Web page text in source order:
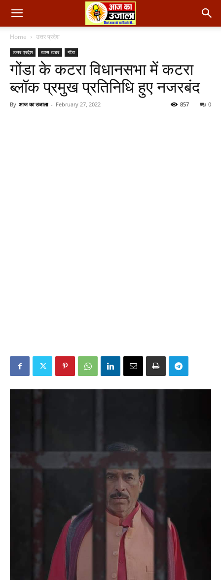
Home उत्तर प्रदेश
उत्तर प्रदेश खास खबर गोंडा
गोंडा के कटरा विधानसभा में कटरा
ब्लॉक प्रमुख प्रतिनिधि हुए नजरबंद
By आज का उजाला - February 27, 2022 0
857